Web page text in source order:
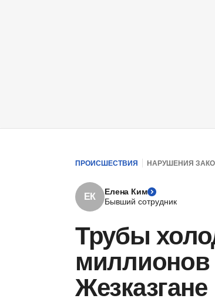
ПРОИСШЕСТВИЯ НАРУШЕНИЯ
ЕК
Елена Ким
Бывший сотрудник
Трубы
миллионов
Жезказгане